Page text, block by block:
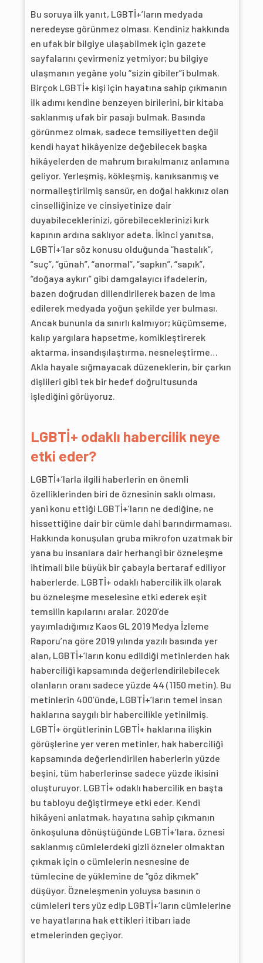
Bu soruya ilk yanıt, LGBTİ+’ların medyada
neredeyse görünmez olması. Kendiniz hakkında
en ufak bir bilgiye ulaşabilmek için gazete
sayfalarını çevirmeniz yetmiyor; bu bilgiye
ulaşmanın yegâne yolu “sizin gibiler”i bulmak.
Birçok LGBTİ+ kişi için hayatına sahip çıkmanın
ilk adımı kendine benzeyen birilerini, bir kitaba
saklanmış ufak bir pasajı bulmak. Basında
görünmez olmak, sadece temsiliyetten değil
kendi hayat hikâyenize değebilecek başka
hikâyelerden de mahrum bırakılmanız anlamına
geliyor. Yerleşmiş, kökleşmiş, kanıksanmış ve
normalleştirilmiş sansür, en doğal hakkınız olan
cinselliğinize ve cinsiyetinize dair
duyabileceklerinizi, görebileceklerinizi kırk
kapının ardına saklıyor adeta. İkinci yanıtsa,
LGBTİ+’lar söz konusu olduğunda “hastalık”,
“suç”, “günah”, “anormal”, “sapkın”, “sapık”,
“doğaya aykırı” gibi damgalayıcı ifadelerin,
bazen doğrudan dillendirilerek bazen de ima
edilerek medyada yoğun şekilde yer bulması.
Ancak bununla da sınırlı kalmıyor; küçümseme,
kalıp yargılara hapsetme, komikleştirerek
aktarma, insandışılaştırma, nesneleştirme…
Akla hayale sığmayacak düzeneklerin, bir çarkın
dişlileri gibi tek bir hedef doğrultusunda
işlediğini görüyoruz.
LGBTİ+ odaklı habercilik neye
etki eder?
LGBTİ+’larla ilgili haberlerin en önemli
özelliklerinden biri de öznesinin saklı olması,
yani konu ettiği LGBTİ+’ların ne dediğine, ne
hissettiğine dair bir cümle dahi barındırmaması.
Hakkında konuşulan gruba mikrofon uzatmak bir
yana bu insanlara dair herhangi bir özneleşme
ihtimali bile büyük bir çabayla bertaraf ediliyor
haberlerde. LGBTİ+ odaklı habercilik ilk olarak
bu özneleşme meselesine etki ederek eşit
temsilin kapılarını aralar. 2020’de
yayımladığımız Kaos GL 2019 Medya İzleme
Raporu’na göre 2019 yılında yazılı basında yer
alan, LGBTİ+’ların konu edildiği metinlerden hak
haberciliği kapsamında değerlendirilebilecek
olanların oranı sadece yüzde 44 (1150 metin). Bu
metinlerin 400’ünde, LGBTİ+’ların temel insan
haklarına saygılı bir habercilikle yetinilmiş.
LGBTİ+ örgütlerinin LGBTİ+ haklarına ilişkin
görüşlerine yer veren metinler, hak haberciliği
kapsamında değerlendirilen haberlerin yüzde
beşini, tüm haberlerinse sadece yüzde ikisini
oluşturuyor. LGBTİ+ odaklı habercilik en başta
bu tabloyu değiştirmeye etki eder. Kendi
hikâyeni anlatmak, hayatına sahip çıkmanın
önkoşuluna dönüştüğünde LGBTİ+’lara, öznesi
saklanmış cümlelerdeki gizli özneler olmaktan
çıkmak için o cümlelerin nesnesine de
tümlecine de yüklemine de “göz dikmek”
düşüyor. Özneleşmenin yoluysa basının o
cümleleri ters yüz edip LGBTİ+’ların cümlelerine
ve hayatlarına hak ettikleri itibarı iade
etmelerinden geçiyor.